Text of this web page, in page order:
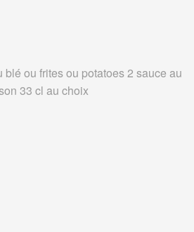
blé ou frites ou potatoes 2 sauce au
33 cl au choix